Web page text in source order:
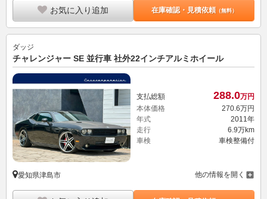
お気に入り追加 在庫確認・見積依頼（無料）
ダッジ
チャレンジャー SE 並行車 社外22インチアルミホイール
支払総額 288.0万円
本体価格
270.6万円
年式
2011年
走行
6.9万km
車検
車検整備付
愛知県津島市 他の情報を開く